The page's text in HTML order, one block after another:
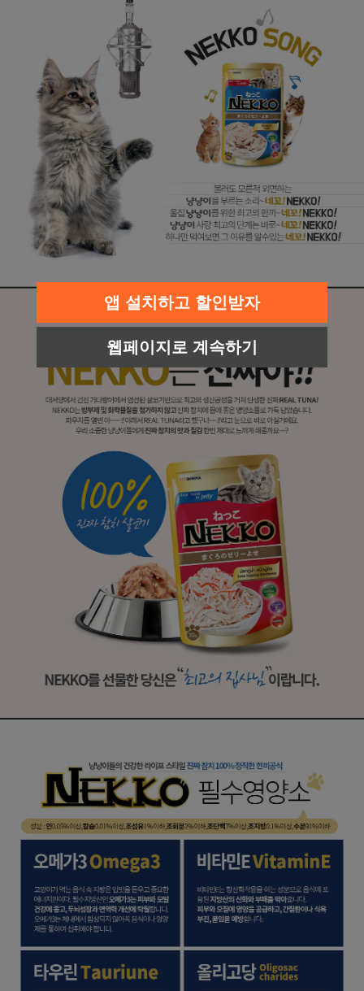
앱 설치하고 할인받자
웹페이지로 계속하기